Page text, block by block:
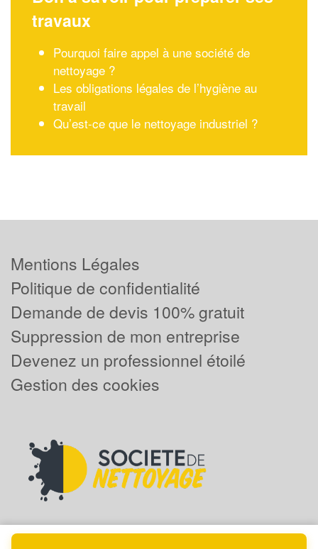
travaux
Pourquoi faire appel à une société de
nettoyage ?
Les obligations légales de l’hygiène au
travail
Qu’est-ce que le nettoyage industriel ?
Mentions Légales
Politique de confidentialité
Demande de devis 100% gratuit
Suppression de mon entreprise
Devenez un professionnel étoilé
Gestion des cookies